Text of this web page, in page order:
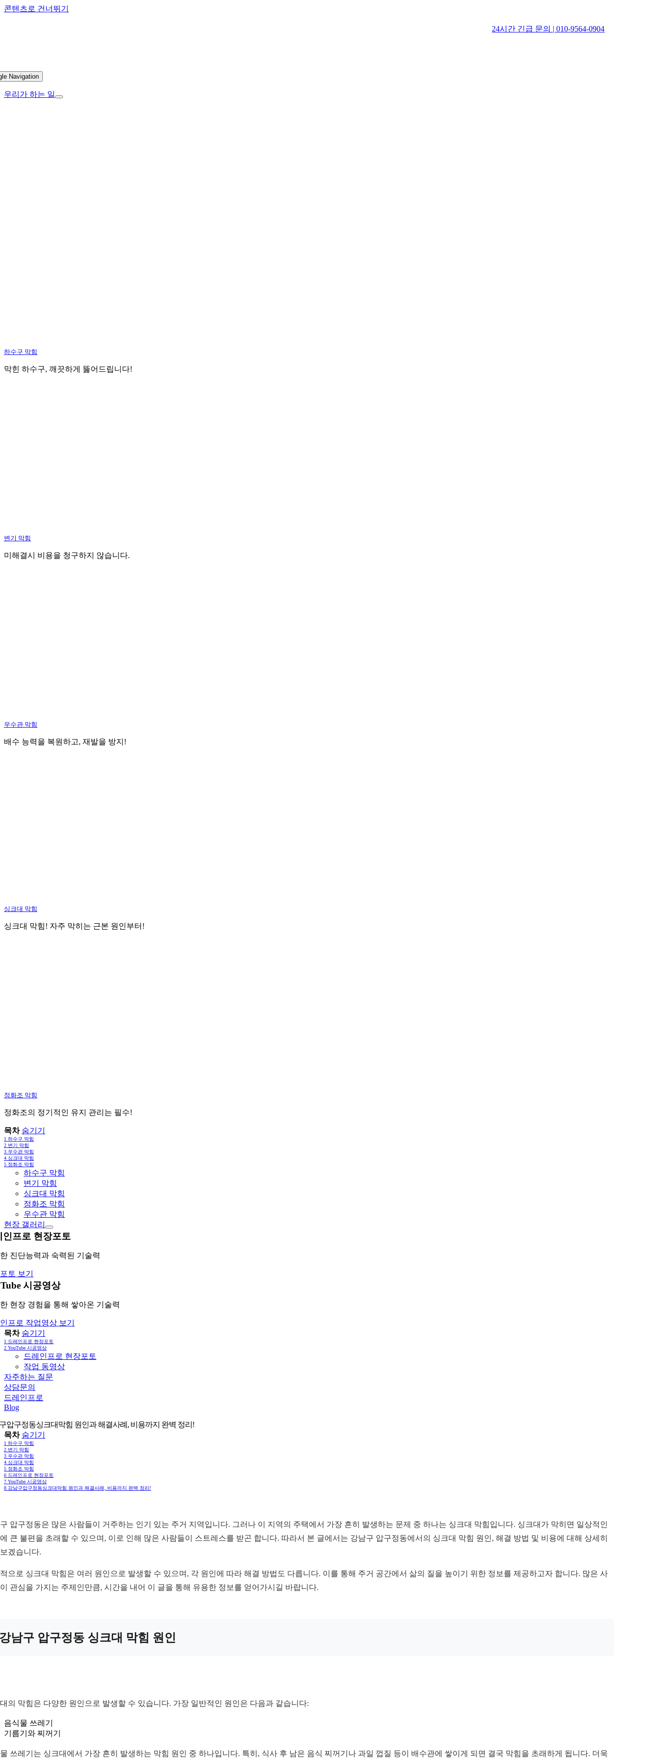
콘텐츠로 건너뛰기
24시간 긴급 문의 | 010-9564-0904
Navigation
우리가 하는 일
하수구 막힘
막힌 하수구, 깨끗하게 뚫어드립니다!
변기 막힘
미해결시 비용을 청구하지 않습니다.
우수관 막힘
배수 능력을 복원하고, 재발을 방지!
싱크대 막힘
싱크대 막힘! 자주 막히는 근본 원인부터!
정화조 막힘
정화조의 정기적인 유지 관리는 필수!
목차 숨기기
1 하수구 막힘
2 변기 막힘
3 우수관 막힘
4 싱크대 막힘
5 정화조 막힘
하수구 막힘
변기 막힘
싱크대 막힘
정화조 막힘
우수관 막힘
현장 갤러리
인프로 현장포토
진단능력과 숙력된 기술력
토 보기
시공영상
현장 경험을 통해 쌓아온 기술력
프로 작업영상 보기
목차 숨기기
1 드레인프로 현장포토
2 YouTube 시공영상
드레인프로 현장포토
작업 동영상
자주하는 질문
상담문의
드레인프로
Blog
압구정동싱크대막힘 원인과 해결사례, 비용까지 완벽 정리!
목차 숨기기
1 하수구 막힘
2 변기 막힘
3 우수관 막힘
4 싱크대 막힘
5 정화조 막힘
6 드레인프로 현장포토
7 YouTube 시공영상
8 강남구압구정동싱크대막힘 원인과 해결사례, 비용까지 완벽 정리!
압구정동은 많은 사람들이 거주하는 인기 있는 주거 지역입니다. 그러나 이 지역의 주택에서 가장 흔히 발생하는 문제 중 하나는 싱크대 막힘입니다. 싱크대가 막히면 일상적인
큰 불편을 초래할 수 있으며, 이로 인해 많은 사람들이 스트레스를 받곤 합니다. 따라서 본 글에서는 강남구 압구정동에서의 싱크대 막힘 원인, 해결 방법 및 비용에 대해 상세히
겠습니다.
으로 싱크대 막힘은 여러 원인으로 발생할 수 있으며, 각 원인에 따라 해결 방법도 다릅니다. 이를 통해 주거 공간에서 삶의 질을 높이기 위한 정보를 제공하고자 합니다. 많은 사
관심을 가지는 주제인만큼, 시간을 내어 이 글을 통해 유용한 정보를 얻어가시길 바랍니다.
남구 압구정동 싱크대 막힘 원인
의 막힘은 다양한 원인으로 발생할 수 있습니다. 가장 일반적인 원인은 다음과 같습니다:
음식물 쓰레기
기름기와 찌꺼기
쓰레기는 싱크대에서 가장 흔히 발생하는 막힘 원인 중 하나입니다. 특히, 식사 후 남은 음식 찌꺼기나 과일 껍질 등이 배수관에 쌓이게 되면 결국 막힘을 초래하게 됩니다. 더욱